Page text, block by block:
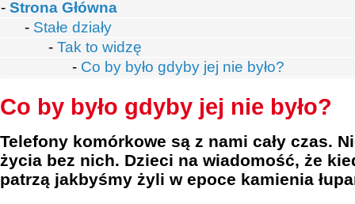
- Strona Główna
- Stałe działy
- Tak to widzę
- Co by było gdyby jej nie było?
Co by było gdyby jej nie było?
Telefony komórkowe są z nami cały czas.
życia bez nich. Dzieci na wiadomość, że
patrzą jakbyśmy żyli w epoce kamienia